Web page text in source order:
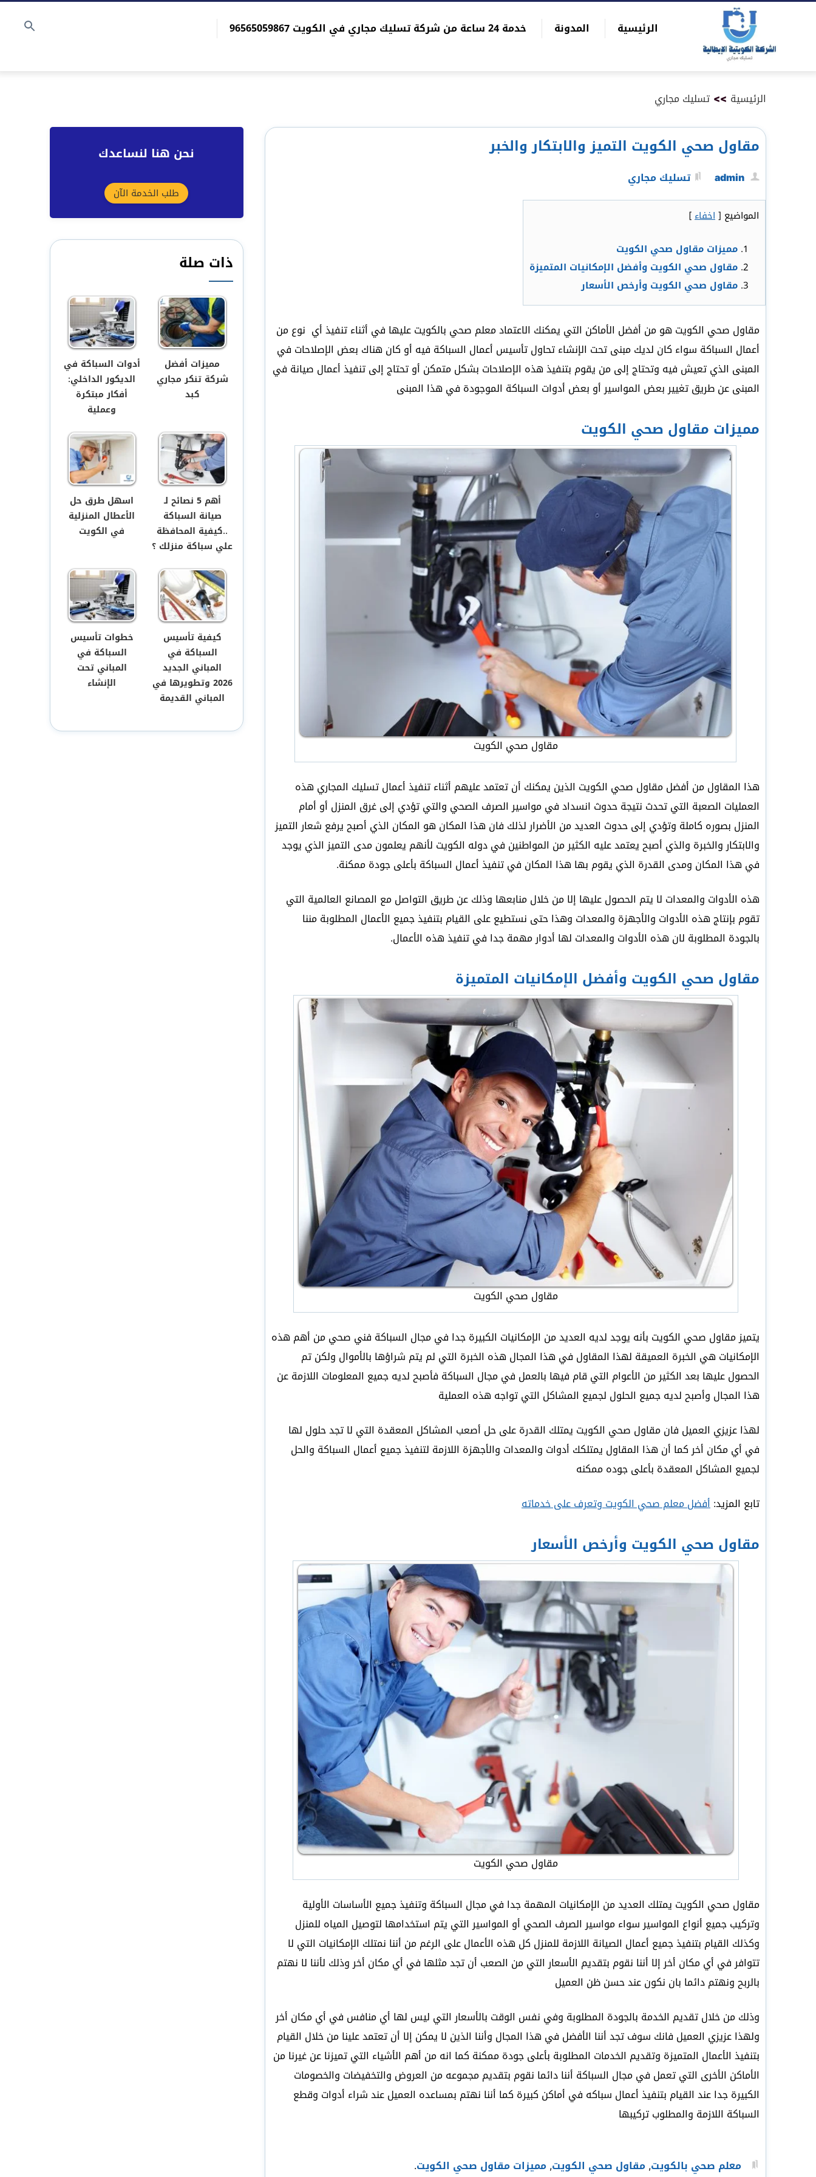
الرئيسية المدونة خدمة 24 ساعة من شركة تسليك مجاري في الكويت 96565059867
الرئيسية >> تسليك مجاري
مقاول صحي الكويت التميز والابتكار والخبر
admin تسليك مجاري
المواضيع [اخفاء]
مميزات مقاول صحي الكويت
مقاول صحي الكويت وأفضل الإمكانيات المتميزة
مقاول صحي الكويت وأرخص الأسعار
مقاول صحي الكويت هو من أفضل الأماكن التي يمكنك الاعتماد معلم صحي بالكويت عليها في أثناء تنفيذ أي نوع من
أعمال السباكة سواء كان لديك مبنى تحت الإنشاء تحاول تأسيس أعمال السباكة فيه أو كان هناك بعض الإصلاحات في
المبنى الذي تعيش فيه وتحتاج إلى من يقوم بتنفيذ هذه الإصلاحات بشكل متمكن أو تحتاج إلى تنفيذ أعمال صيانة في
المبنى عن طريق تغيير بعض المواسير أو بعض أدوات السباكة الموجودة في هذا المبنى
مميزات مقاول صحي الكويت
مقاول صحي الكويت
هذا المقاول من أفضل مقاول صحي الكويت الذين يمكنك أن تعتمد عليهم أثناء تنفيذ أعمال تسليك المجاري هذه
العمليات الصعبة التي تحدث نتيجة حدوث انسداد في مواسير الصرف الصحي والتي تؤدي إلى غرق المنزل أو أمام
المنزل بصوره كاملة وتؤدي إلى حدوث العديد من الأضرار لذلك فان هذا المكان هو المكان الذي أصبح يرفع شعار التميز
والابتكار والخبرة والذي أصبح يعتمد عليه الكثير من المواطنين في دوله الكويت لأنهم يعلمون مدى التميز الذي يوجد
في هذا المكان ومدى القدرة الذي يقوم بها هذا المكان في تنفيذ أعمال السباكة بأعلى جودة ممكنة.
هذه الأدوات والمعدات لا يتم الحصول عليها إلا من خلال منابعها وذلك عن طريق التواصل مع المصانع العالمية التي
تقوم بإنتاج هذه الأدوات والأجهزة والمعدات وهذا حتى نستطيع على القيام بتنفيذ جميع الأعمال المطلوبة مننا
بالجودة المطلوبة لان هذه الأدوات والمعدات لها أدوار مهمة جدا في تنفيذ هذه الأعمال.
مقاول صحي الكويت وأفضل الإمكانيات المتميزة
مقاول صحي الكويت
يتميز مقاول صحي الكويت بأنه يوجد لديه العديد من الإمكانيات الكبيرة جدا في مجال السباكة فني صحي من أهم هذه
الإمكانيات هي الخبرة العميقة لهذا المقاول في هذا المجال هذه الخبرة التي لم يتم شراؤها بالأموال ولكن تم
الحصول عليها بعد الكثير من الأعوام التي قام فيها بالعمل في مجال السباكة فأصبح لديه جميع المعلومات اللازمة عن
هذا المجال وأصبح لديه جميع الحلول لجميع المشاكل التي تواجه هذه العملية
لهذا عزيزي العميل فان مقاول صحي الكويت يمتلك القدرة على حل أصعب المشاكل المعقدة التي لا تجد حلول لها
في أي مكان أخر كما أن هذا المقاول يمتلكك أدوات والمعدات والأجهزة اللازمة لتنفيذ جميع أعمال السباكة والحل
لجميع المشاكل المعقدة بأعلى جوده ممكنه
تابع المزيد:أفضل معلم صحي الكويت وتعرف على خدماته
مقاول صحي الكويت وأرخص الأسعار
مقاول صحي الكويت
مقاول صحي الكويت يمتلك العديد من الإمكانيات المهمة جدا في مجال السباكة وتنفيذ جميع الأساسات الأولية
وتركيب جميع أنواع المواسير سواء مواسير الصرف الصحي أو المواسير التي يتم استخدامها لتوصيل المياه للمنزل
وكذلك القيام بتنفيذ جميع أعمال الصيانة اللازمة للمنزل كل هذه الأعمال على الرغم من أننا نمتلك الإمكانيات التي لا
تتوافر في أي مكان أخر إلا أننا نقوم بتقديم الأسعار التي من الصعب أن تجد مثلها في أي مكان أخر وذلك لأننا لا نهتم
بالربح ونهتم دائما بان نكون عند حسن ظن العميل
وذلك من خلال تقديم الخدمة بالجودة المطلوبة وفي نفس الوقت بالأسعار التي ليس لها أي منافس في أي مكان أخر
ولهذا عزيزي العميل فانك سوف تجد أننا الأفضل في هذا المجال وأننا الذين لا يمكن إلا أن تعتمد علينا من خلال القيام
بتنفيذ الأعمال المتميزة وتقديم الخدمات المطلوبة بأعلى جودة ممكنة كما انه من أهم الأشياء التي تميزنا عن غيرنا من
الأماكن الأخرى التي تعمل في مجال السباكة أننا دائما نقوم بتقديم مجموعه من العروض والتخفيضات والخصومات
الكبيرة جدا عند القيام بتنفيذ أعمال سباكه في أماكن كبيرة كما أننا نهتم بمساعده العميل عند شراء أدوات وقطع
السباكة اللازمة والمطلوب تركيبها
معلم صحي بالكويت,مقاول صحي الكويت,مميزات مقاول صحي الكويت.
نحن هنا لنساعدك
طلب الخدمة الآن
ذات صلة
مميزات أفضل
شركة تنكر مجاري
كبد
أدوات السباكة في
الديكور الداخلي:
أفكار مبتكرة
وعملية
أهم 5 نصائح لـ
صيانة السباكة
..كيفية المحافظة
علي سباكة منزلك ؟
اسهل طرق حل
الأعطال المنزلية
في الكويت
كيفية تأسيس
السباكة في
المباني الجديد
2026 وتطويرها في
المباني القديمة
خطوات تأسيس
السباكة في
المباني تحت
الإنشاء